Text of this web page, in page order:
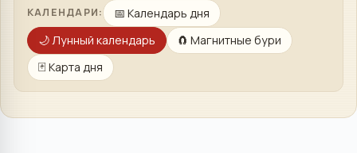
КАЛЕНДАРИ: 📅 Календарь дня
🌙Лунный календарь 🧲 Магнитные бури
🃏 Карта дня